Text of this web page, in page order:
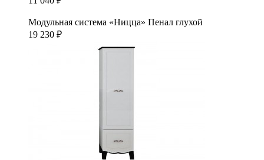
Модульная система «Ницца» Пенал глухой
19 230 ₽